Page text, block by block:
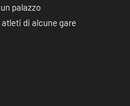
palazzo
di alcune gare